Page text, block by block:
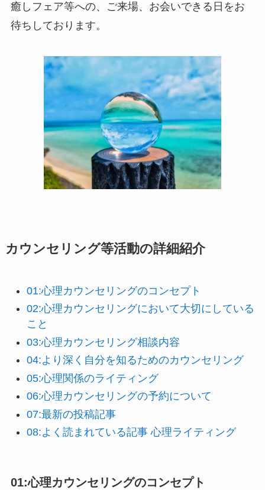
癒しフェア等への、ご来場、お会いできる日をお
待ちしております。
カウンセリング等活動の詳細紹介
01:心理カウンセリングのコンセプト
02:心理カウンセリングにおいて大切にしている
こと
03:心理カウンセリング相談内容
04:より深く自分を知るためのカウンセリング
05:心理関係のライティング
06:心理カウンセリングの予約について
07:最新の投稿記事
08:よく読まれている記事 心理ライティング
01:心理カウンセリングのコンセプト